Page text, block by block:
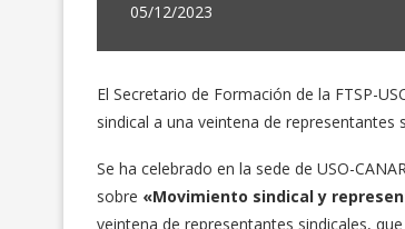
05/12/2023
El Secretario de Formación de la FTSP-
sindical a una veintena de representantes
Se ha celebrado en la sede de USO-
sobre «Movimiento sindical y
veintena de representantes sindicales,